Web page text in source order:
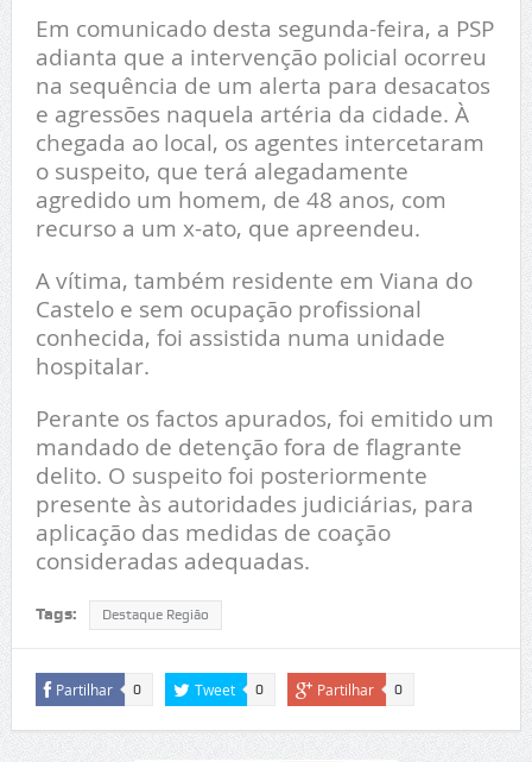
Em comunicado desta segunda-feira, a PSP
adianta que a intervenção policial ocorreu
na sequência de um alerta para desacatos
e agressões naquela artéria da cidade. À
chegada ao local, os agentes intercetaram
o suspeito, que terá alegadamente
agredido um homem, de 48 anos, com
recurso a um x-ato, que apreendeu.
A vítima, também residente em Viana do
Castelo e sem ocupação profissional
conhecida, foi assistida numa unidade
hospitalar.
Perante os factos apurados, foi emitido um
mandado de detenção fora de flagrante
delito. O suspeito foi posteriormente
presente às autoridades judiciárias, para
aplicação das medidas de coação
consideradas adequadas.
Tags: Destaque Região
Partilhar 0 Tweet 0 Partilhar 0